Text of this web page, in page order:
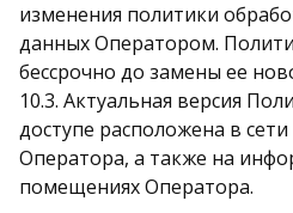
изменения политики
данных Оператором.
бессрочно до замены ее
10.3. Актуальная версия
доступе расположена в
Оператора, а также на
помещениях Оператора.